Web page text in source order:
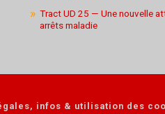
Tract UD 25 — Une nouvelle
arrêts maladie
infos & utilisation des